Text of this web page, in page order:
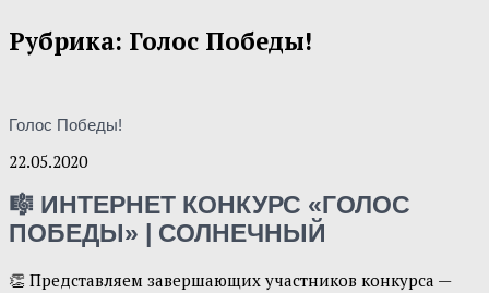
Рубрика: Голос Победы!
Голос Победы!
22.05.2020
🎼 ИНТЕРНЕТ КОНКУРС «ГОЛОС
ПОБЕДЫ» | СОЛНЕЧНЫЙ
👏 Представляем завершающих участников конкурса —